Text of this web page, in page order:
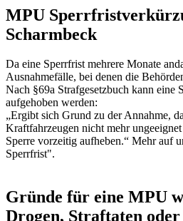
MPU
Scharmbeck
Da eine Sperrfrist mehrere Monate
Ausnahmefälle, bei denen die
Nach §69a Strafgesetzbuch kann eine
aufgehoben werden:
„Ergibt sich Grund zu der Annahme,
Kraftfahrzeugen nicht mehr
Sperre vorzeitig aufheben.“ Mehr auf
Sperrfrist".
Gründe für eine MPU
Drogen, Straftaten